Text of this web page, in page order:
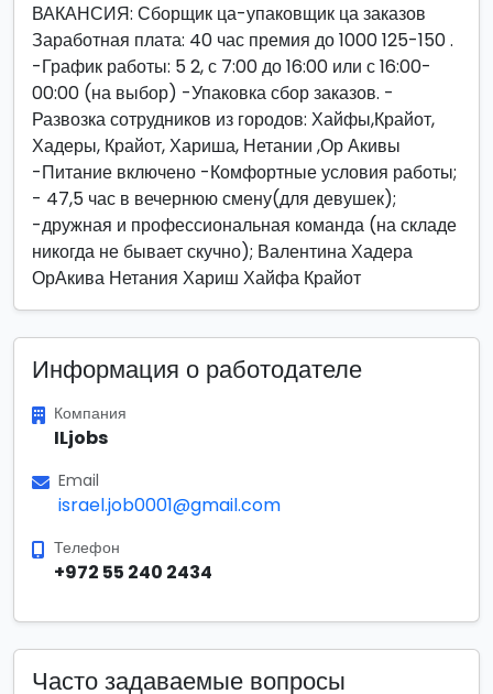
ВАКАНСИЯ: Сборщик ца-упаковщик ца заказов
Заработная плата: 40 час премия до 1000 125-150 .
-График работы: 5 2, с 7:00 до 16:00 или с 16:00-
00:00 (на выбор) -Упаковка сбор заказов. -
Развозка сотрудников из городов: Хайфы,Крайот,
Хадеры, Крайот, Хариша, Нетании ,Ор Акивы
-Питание включено -Комфортные условия работы;
- 47,5 час в вечернюю смену(для девушек);
-дружная и профессиональная команда (на складе
никогда не бывает скучно); Валентина Хадера
ОрАкива Нетания Хариш Хайфа Крайот
Информация о работодателе
Компания
ILjobs
Email
israel.job0001@gmail.com
Телефон
+972 55 240 2434
Часто задаваемые вопросы